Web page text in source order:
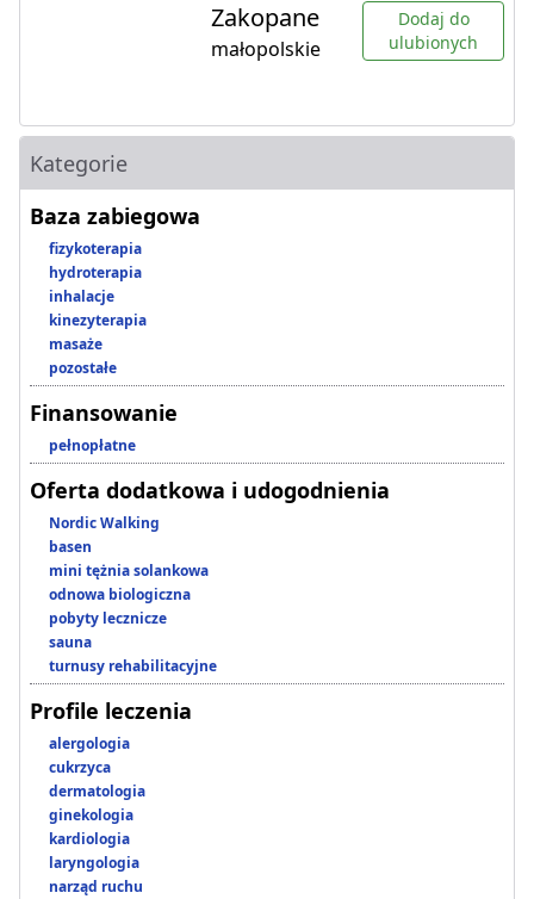
Zakopane
małopolskie
Dodaj do
ulubionych
Kategorie
Baza zabiegowa
fizykoterapia
hydroterapia
inhalacje
kinezyterapia
masaże
pozostałe
Finansowanie
pełnopłatne
Oferta dodatkowa i udogodnienia
Nordic Walking
basen
mini tężnia solankowa
odnowa biologiczna
pobyty lecznicze
sauna
turnusy rehabilitacyjne
Profile leczenia
alergologia
cukrzyca
dermatologia
ginekologia
kardiologia
laryngologia
narząd ruchu